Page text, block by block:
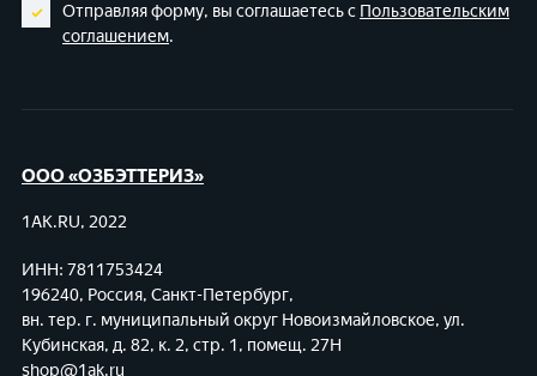
Отправляя форму, вы соглашаетесь с Пользовательским
соглашением.
ООО «ОЗБЭТТЕРИЗ»
1AK.RU, 2022
ИНН: 7811753424
196240, Россия, Санкт-Петербург,
вн. тер. г. муниципальный округ Новоизмайловское, ул.
Кубинская, д. 82, к. 2, стр. 1, помещ. 27Н
shop@1ak.ru